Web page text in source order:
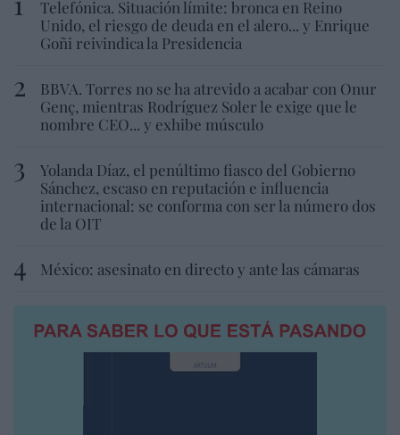
Telefónica. Situación límite: bronca en Reino
Unido, el riesgo de deuda en el alero... y Enrique
Goñi reivindica la Presidencia
BBVA. Torres no se ha atrevido a acabar con Onur
Genç, mientras Rodríguez Soler le exige que le
nombre CEO... y exhibe músculo
Yolanda Díaz, el penúltimo fiasco del Gobierno
Sánchez, escaso en reputación e influencia
internacional: se conforma con ser la número dos
de la OIT
México: asesinato en directo y ante las cámaras